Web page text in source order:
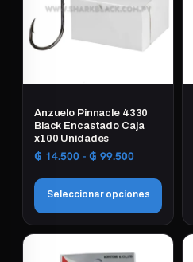
Anzuelo Pinnacle 4330
Black Encastado Caja
x100 Unidades
₲ 14.500 - ₲ 99.500Rango
precios:
₲ 14.500
hasta
₲ 99.500
Seleccionar opciones
Este
producto